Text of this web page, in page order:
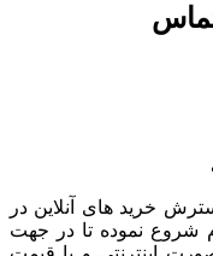
خرید های آنلاین در
شروع نموده تا در جهت